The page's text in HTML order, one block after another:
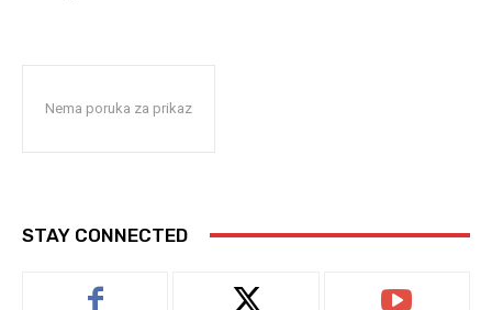
Nema poruka za prikaz
STAY CONNECTED